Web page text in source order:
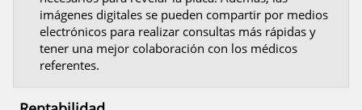
imágenes digitales se pueden compartir por medios
electrónicos para realizar consultas más rápidas y
tener una mejor colaboración con los médicos
referentes.